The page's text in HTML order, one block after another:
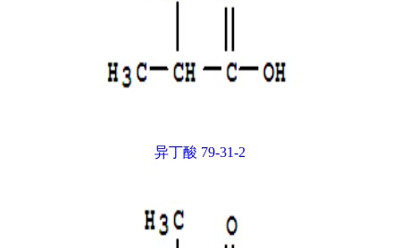
异丁酸 79-31-2